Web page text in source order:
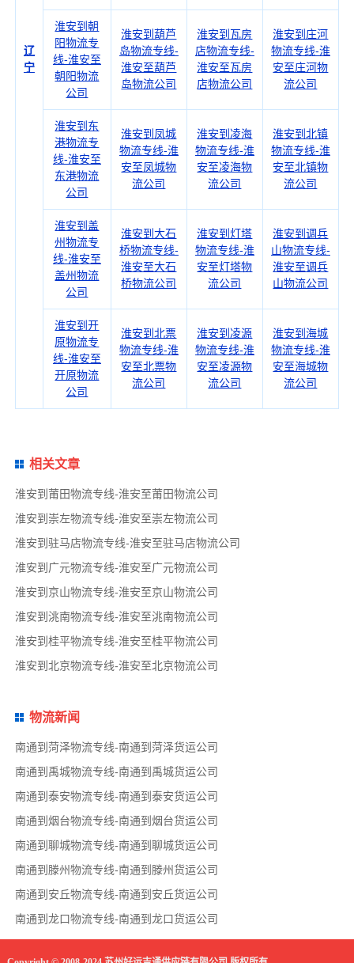
辽
宁
淮安到朝
阳物流专
线-淮安至
朝阳物流
公司
淮安到葫芦
岛物流专线-
淮安至葫芦
岛物流公司
淮安到瓦房
店物流专线-
淮安至瓦房
店物流公司
淮安到庄河
物流专线-淮
安至庄河物
流公司
淮安到东
港物流专
线-淮安至
东港物流
公司
淮安到凤城
物流专线-淮
安至凤城物
流公司
淮安到凌海
物流专线-淮
安至凌海物
流公司
淮安到北镇
物流专线-淮
安至北镇物
流公司
淮安到盖
州物流专
线-淮安至
盖州物流
公司
淮安到大石
桥物流专线-
淮安至大石
桥物流公司
淮安到灯塔
物流专线-淮
安至灯塔物
流公司
淮安到调兵
山物流专线-
淮安至调兵
山物流公司
淮安到开
原物流专
线-淮安至
开原物流
公司
淮安到北票
物流专线-淮
安至北票物
流公司
淮安到凌源
物流专线-淮
安至凌源物
流公司
淮安到海城
物流专线-淮
安至海城物
流公司
相关文章
淮安到莆田物流专线-淮安至莆田物流公司
淮安到崇左物流专线-淮安至崇左物流公司
淮安到驻马店物流专线-淮安至驻马店物流公司
淮安到广元物流专线-淮安至广元物流公司
淮安到京山物流专线-淮安至京山物流公司
淮安到洮南物流专线-淮安至洮南物流公司
淮安到桂平物流专线-淮安至桂平物流公司
淮安到北京物流专线-淮安至北京物流公司
物流新闻
南通到菏泽物流专线-南通到菏泽货运公司
南通到禹城物流专线-南通到禹城货运公司
南通到泰安物流专线-南通到泰安货运公司
南通到烟台物流专线-南通到烟台货运公司
南通到聊城物流专线-南通到聊城货运公司
南通到滕州物流专线-南通到滕州货运公司
南通到安丘物流专线-南通到安丘货运公司
南通到龙口物流专线-南通到龙口货运公司